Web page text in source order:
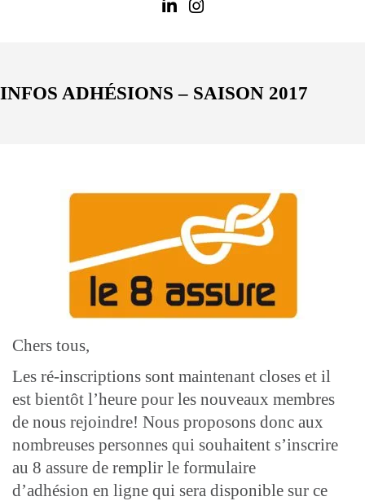
INFOS ADHÉSIONS – SAISON 2017
Chers tous,
Les ré-inscriptions sont maintenant closes et il
est bientôt l’heure pour les nouveaux membres
de nous rejoindre! Nous proposons donc aux
nombreuses personnes qui souhaitent s’inscrire
au 8 assure de remplir le formulaire
d’adhésion en ligne qui sera disponible sur ce